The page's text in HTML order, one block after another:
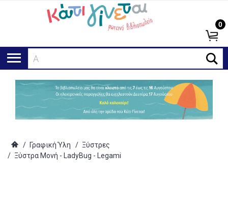
Ανα
0
/ Γραφική Ύλη / Ξύστρες
/ Ξύστρα Μονή - LadyBug - Legami